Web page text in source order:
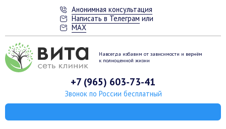
Анонимная консультация
Написать в Телеграм или
MAX
Навсегда избавим от зависимости и вернём
к полноценной жизни
+7 (965) 603-73-41
Звонок по России бесплатный